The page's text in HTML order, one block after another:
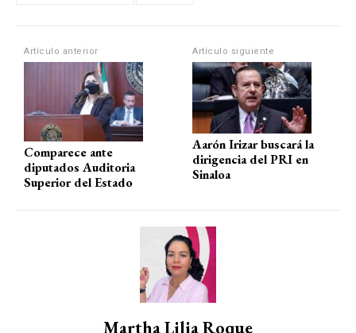
p
k
Artículo anterior
Comparece ante
diputados Auditoria
Superior del Estado
Artículo siguiente
Aarón Irizar buscará la
dirigencia del PRI en
Sinaloa
Martha Lilia Roque